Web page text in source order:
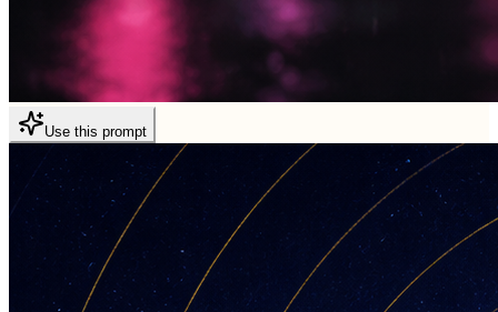
Use this prompt